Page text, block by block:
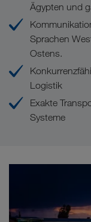
Ägypten und
Sprachen
Ostens.
Logistik
Exakte
Systeme